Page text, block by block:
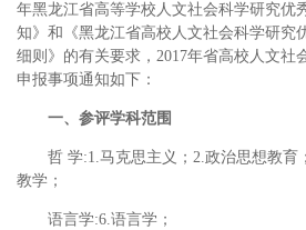
年黑龙江省高等学校人文社会科学研究优
知》和《黑龙江省高校人文社会科学研究
细则》的有关要求，2017年省高校人文社
申报事项通知如下：
一、参评学科范围
哲 学:1.马克思主义；2.政治思想教育
教学；
语言学:6.语言学；